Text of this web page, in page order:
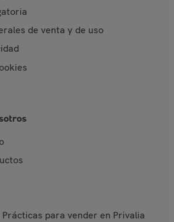
de venta y de uso
para vender en Privalia